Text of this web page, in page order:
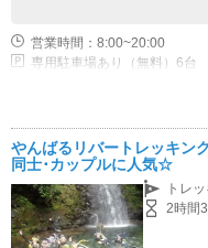
営業時間：8:00~20:00
専用駐車場あり（無料）6台
やんばるリバートレッキン
同士･カップルに人気☆
トレ
2時間